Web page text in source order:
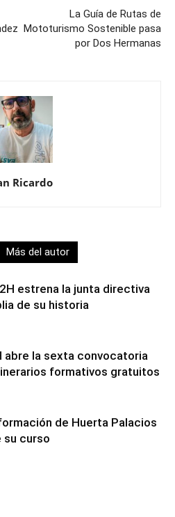
La Guía de Rutas de
Mototurismo Sostenible pasa
por Dos Hermanas
Ricardo
Más del autor
estrena la junta directiva
de su historia
abre la sexta convocatoria
formativos gratuitos
de Huerta Palacios
su curso